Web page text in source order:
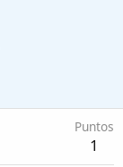
Puntos
1